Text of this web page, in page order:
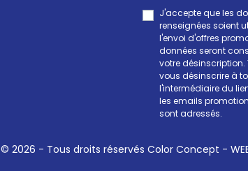
J'accepte que les
renseignées soient
l'envoi d'offres
données seront
votre désinscription.
vous désinscrire à
l'intermédiaire du
les emails
sont adressés.
© 2026 - Tous droits réservés Color Concept -